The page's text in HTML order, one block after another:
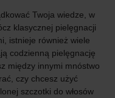
Twoja wiedze, w
klasycznej pielęgnacji
istnieje również wiele
codzienną pielęgnację
między innymi mnóstwo
czy chcesz użyć
szczotki do włosów